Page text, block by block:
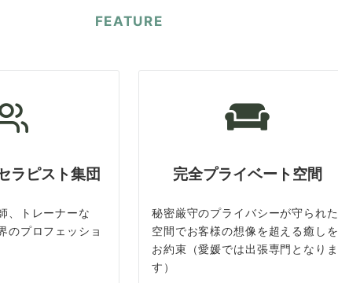
FEATURE
ラピスト集団
、トレーナーな
のプロフェッショ
完全プライベート空間
秘密厳守のプライバシーが守られた
空間でお客様の想像を超える癒しを
お約束（愛媛では出張専門となりま
す）